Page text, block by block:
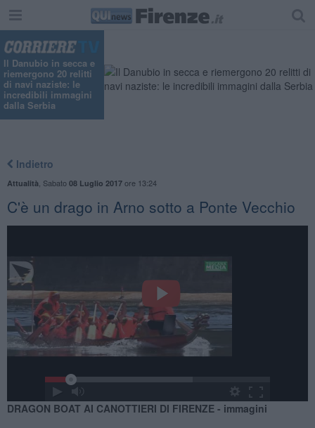
Il Danubio in secca e
riemergono 20 relitti
di navi naziste: le
incredibili immagini
dalla Serbia
Indietro
Attualità Sabato 08 Luglio 2017ore 13:24
C'è un drago in Arno sotto a Ponte Vecchio
DRAGON BOAT AI CANOTTIERI DI FIRENZE - immagini